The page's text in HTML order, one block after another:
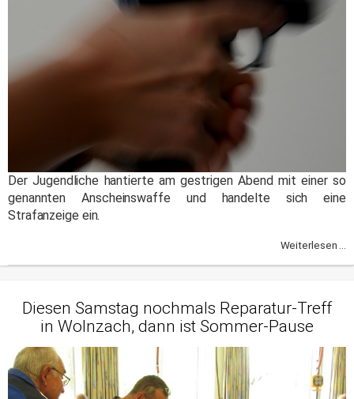
Der Jugendliche hantierte am gestrigen Abend mit einer so
genannten Anscheinswaffe und handelte sich eine
Strafanzeige ein.
Weiterlesen ...
Diesen Samstag nochmals Reparatur-Treff
in Wolnzach, dann ist Sommer-Pause